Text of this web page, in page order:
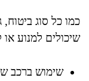
כמו כל סוג
שיכולים למנוע
שימוש ברכב